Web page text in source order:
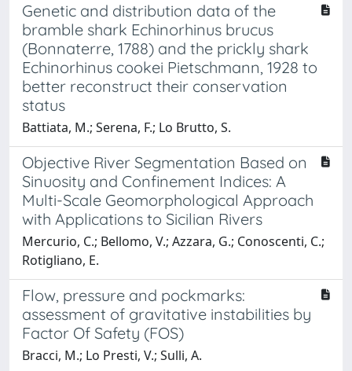
Genetic and distribution data of the
bramble shark Echinorhinus brucus
(Bonnaterre, 1788) and the prickly shark
Echinorhinus cookei Pietschmann, 1928 to
better reconstruct their conservation
status
Battiata, M.; Serena, F.; Lo Brutto, S.
Objective River Segmentation Based on
Sinuosity and Confinement Indices: A
Multi-Scale Geomorphological Approach
with Applications to Sicilian Rivers
Mercurio, C.; Bellomo, V.; Azzara, G.; Conoscenti, C.;
Rotigliano, E.
Flow, pressure and pockmarks:
assessment of gravitative instabilities by
Factor Of Safety (FOS)
Bracci, M.; Lo Presti, V.; Sulli, A.